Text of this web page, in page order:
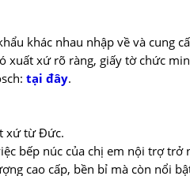
khác nhau nhập về và cung
xuất xứ rõ ràng, giấy tờ chức
tại đây.
xứ từ Đức.
bếp núc của chị em nội trợ trở
cao cấp, bền bỉ mà còn nổi